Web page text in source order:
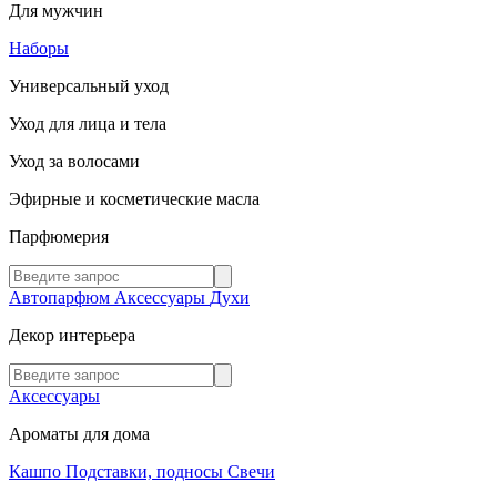
Для мужчин
Наборы
Универсальный уход
Уход для лица и тела
Уход за волосами
Эфирные и косметические масла
Парфюмерия
Автопарфюм Аксессуары Духи
Декор интерьера
Аксессуары
Ароматы для дома
Кашпо Подставки, подносы Свечи